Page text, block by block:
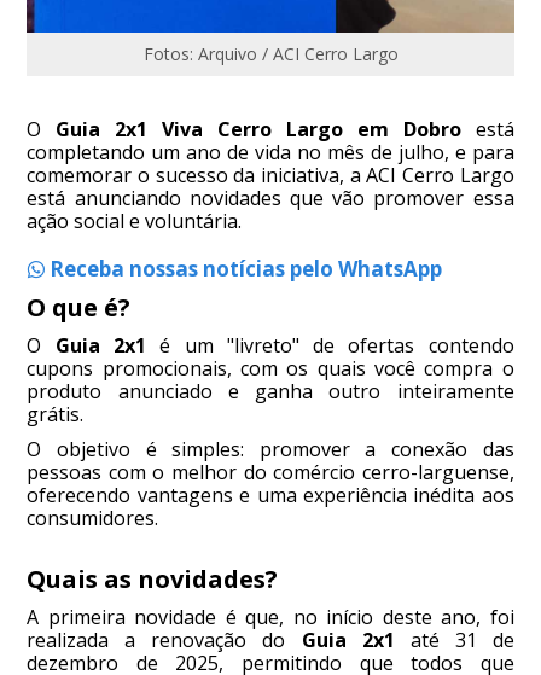
Fotos: Arquivo / ACI Cerro Largo
O Guia 2x1 Viva Cerro Largo em Dobroestá
completando um ano de vida no mês de julho, e para
comemorar o sucesso da iniciativa, a ACI Cerro Largo
está anunciando novidades que vão promover essa
ação social e voluntária.
Receba nossas notícias pelo WhatsApp
O que é?
O Guia 2x1 é um "livreto" de ofertas contendo
cupons promocionais, com os quais você compra o
produto anunciado e ganha outro inteiramente
grátis.
O objetivo é simples: promover a conexão das
pessoas com o melhor do comércio cerro-larguense,
oferecendo vantagens e uma experiência inédita aos
consumidores.
Quais as novidades?
A primeira novidade é que, no início deste ano, foi
realizada a renovação do Guia 2x1 até 31 de
dezembro de 2025, permitindo que todos que